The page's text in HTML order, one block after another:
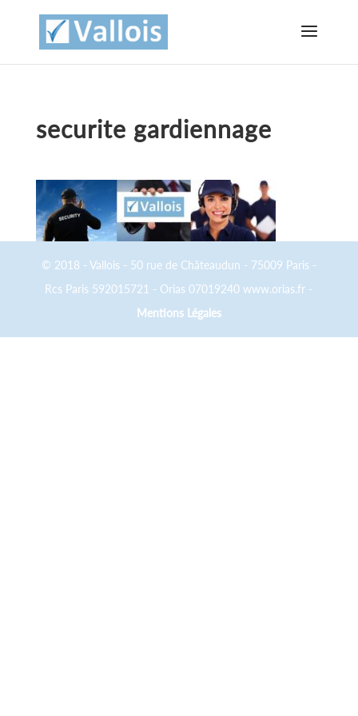
securite gardiennage
© 2018 - Vallois - 50 rue de Châteaudun - 75009 Paris -
Rcs Paris 592015721 - Orias 07019240 www.orias.fr -
Mentions Légales